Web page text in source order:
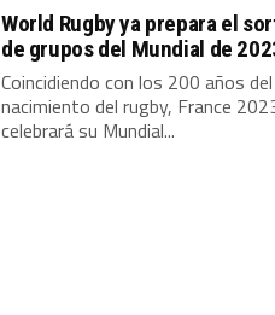
World Rugby ya prepara el
de grupos del Mundial de
Coincidiendo con los 200 años del
nacimiento del rugby, France
celebrará su Mundial...